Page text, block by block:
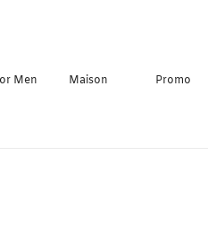
Men Maison Promo